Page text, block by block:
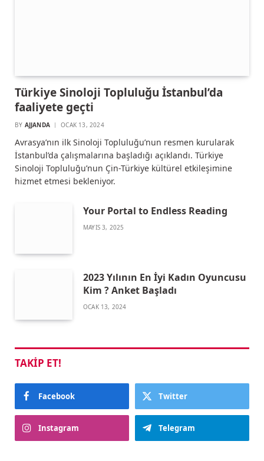
Türkiye Sinoloji Topluluğu İstanbul’da
faaliyete geçti
BY AJJANDA OCAK 13, 2024
Avrasya’nın ilk Sinoloji Topluluğu’nun resmen kurularak
İstanbul’da çalışmalarına başladığı açıklandı. Türkiye
Sinoloji Topluluğu’nun Çin-Türkiye kültürel etkileşimine
hizmet etmesi bekleniyor.
Your Portal to Endless Reading
MAYIS 3, 2025
2023 Yılının En İyi Kadın Oyuncusu
Kim ? Anket Başladı
OCAK 13, 2024
TAKIP ET!
Facebook Twitter
Instagram Telegram